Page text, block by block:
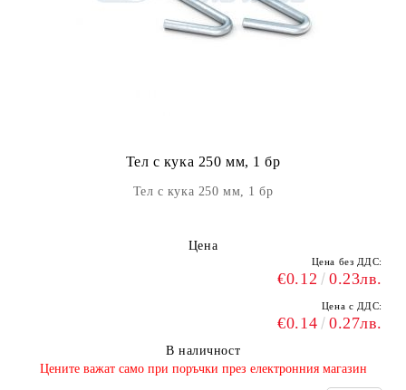
Тел с кука 250 мм, 1 бр
Тел с кука 250 мм, 1 бр
Цена
Цена без ДДС:
€0.12 0.23лв.
Цена с ДДС:
€0.14 0.27лв.
В наличност
​Цените важат само при поръчки през електронния магазин